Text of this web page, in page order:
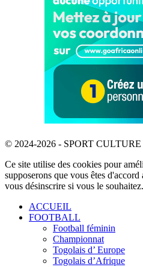
© 2024-2026 - SPORT CULTURE
Ce site utilise des cookies pour
supposerons que vous êtes
vous désinscrire si vous le souhaitez.
ACCUEIL
FOOTBALL
Football féminin
Championnat
Togolais d’ Europe
Togolais d’Afrique